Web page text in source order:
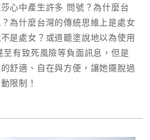
心中產生許多 問號？為什麼台
為什麼台灣的傳統思維上是處女
是處女？或道聽塗說地以為使用
有致死風險等負面訊息，但是
舒適、自在與方便，讓她擺脫過
限制！